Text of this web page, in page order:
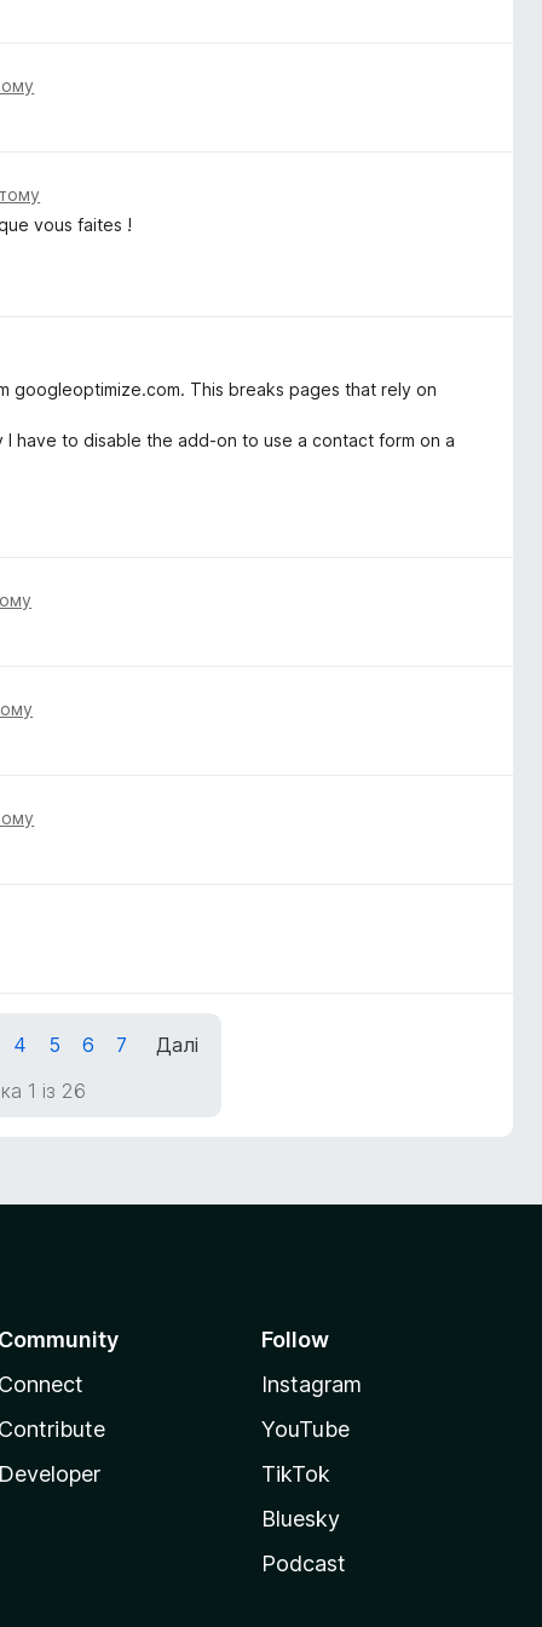
vous faites !
googleoptimize.com. This breaks pages that rely on
have to disable the add-on to use a contact form on a
4 5 6 7
Далі
1 із 26
Follow
Instagram
YouTube
TikTok
Bluesky
Podcast